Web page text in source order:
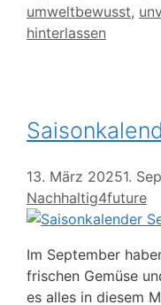
umweltbewusst,
hinterlassen
13. März 20251.
Nachhaltig4future
Im September
frischen Gemüse
es alles in diesem